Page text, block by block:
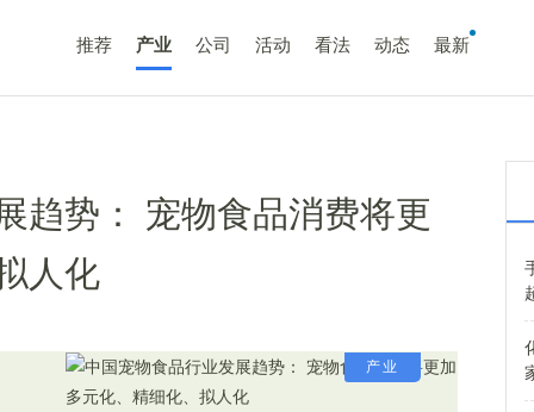
推荐 产业 公司 活动 看法 动态 最新
趋势： 宠物食品消费将更
人化
产业